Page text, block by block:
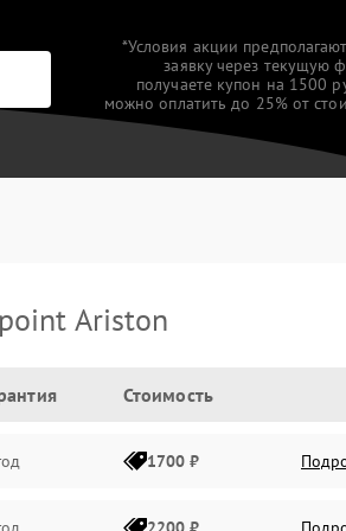
*Условия акции
заявку через текущую
получаете купон на 1500
можно оплатить до 25% от
Ariston
Стоимость
1700 ₽